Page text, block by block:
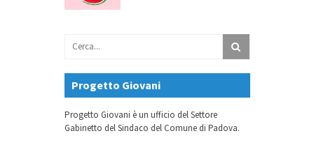
Progetto Giovani
Progetto Giovani è un ufficio del Settore
Gabinetto del Sindaco del Comune di Padova.